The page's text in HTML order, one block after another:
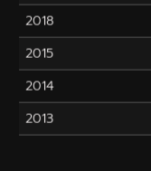
2018
2015
2014
2013